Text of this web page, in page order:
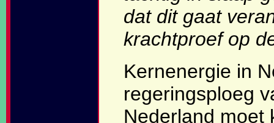
dat dit gaat
krachtproef op
Kernenergie in
regeringsploeg
Nederland moet